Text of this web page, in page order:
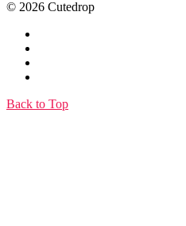
© 2026 Cutedrop
Back to Top